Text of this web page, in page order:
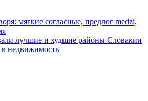
мягкие согласные, предлог medzi,
лучшие и худшие районы Словакии
недвижимость